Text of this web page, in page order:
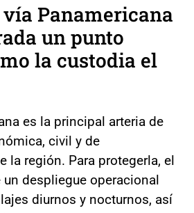
vía Panamericana
un punto
la custodia el
es la principal arteria de
civil y de
la región. Para protegerla, el
despliegue operacional
diurnos y nocturnos, así